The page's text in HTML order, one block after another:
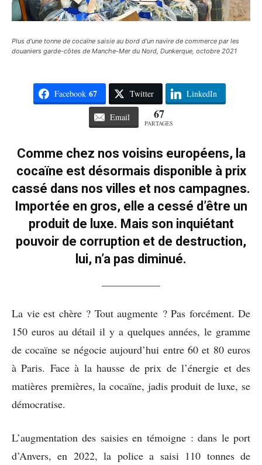
Plus d'une tonne de cocaïne saisie au bord d'un navire de commerce par les
douaniers garde-côtes de Manche-Mer du Nord, Dunkerque, octobre 2021
Facebook 67 Twitter LinkedIn
Email 67
PARTAGES
Comme chez nos voisins européens, la
cocaïne est désormais disponible à prix
cassé dans nos villes et nos campagnes.
Importée en gros, elle a cessé d’être un
produit de luxe. Mais son inquiétant
pouvoir de corruption et de destruction,
lui, n’a pas diminué.
La vie est chère ? Tout augmente ? Pas forcément. De
150 euros au détail il y a quelques années, le gramme
de cocaïne se négocie aujourd’hui entre 60 et 80 euros
à Paris. Face à la hausse de prix de l’énergie et des
matières premières, la cocaïne, jadis produit de luxe, se
démocratise.
L’augmentation des saisies en témoigne : dans le port
d’Anvers, en 2022, la police a saisi 110 tonnes de